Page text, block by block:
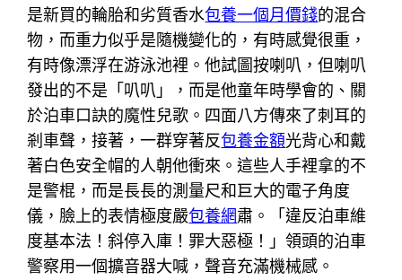
是新買的輪胎和劣質香水包養一個月價錢的混合
物，而重力似乎是隨機變化的，有時感覺很重，
有時像漂浮在游泳池裡。他試圖按喇叭，但喇叭
發出的不是「叭叭」，而是他童年時學會的、關
於泊車口訣的魔性兒歌。四面八方傳來了刺耳的
剎車聲，接著，一群穿著反包養金額光背心和戴
著白色安全帽的人朝他衝來。這些人手裡拿的不
是警棍，而是長長的測量尺和巨大的電子角度
儀，臉上的表情極度嚴包養網肅。「違反泊車維
度基本法！斜停入庫！罪大惡極！」領頭的泊車
警察用一個擴音器大喊，聲音充滿機械感。